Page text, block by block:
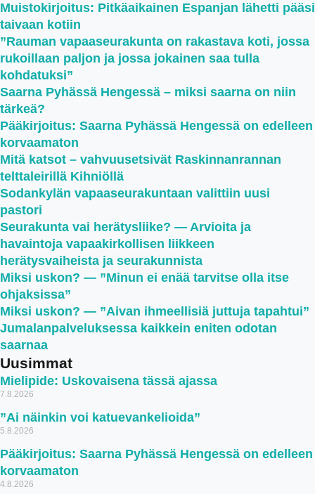
Muistokirjoitus: Pitkäaikainen Espanjan lähetti pääsi
taivaan kotiin
”Rauman vapaaseurakunta on rakastava koti, jossa
rukoillaan paljon ja jossa jokainen saa tulla
kohdatuksi”
Saarna Pyhässä Hengessä – miksi saarna on niin
tärkeä?
Pääkirjoitus: Saarna Pyhässä Hengessä on edelleen
korvaamaton
Mitä katsot – vahvuusetsivät Raskinnanrannan
telttaleirillä Kihniöllä
Sodankylän vapaaseurakuntaan valittiin uusi
pastori
Seurakunta vai herätysliike? — Arvioita ja
havaintoja vapaakirkollisen liikkeen
herätysvaiheista ja seurakunnista
Miksi uskon? — ”Minun ei enää tarvitse olla itse
ohjaksissa”
Miksi uskon? — ”Aivan ihmeellisiä juttuja tapahtui”
Jumalanpalveluksessa kaikkein eniten odotan
saarnaa
Uusimmat
Mielipide: Uskovaisena tässä ajassa
7.8.2026
”Ai näinkin voi katuevankelioida”
5.8.2026
Pääkirjoitus: Saarna Pyhässä Hengessä on edelleen
korvaamaton
4.8.2026